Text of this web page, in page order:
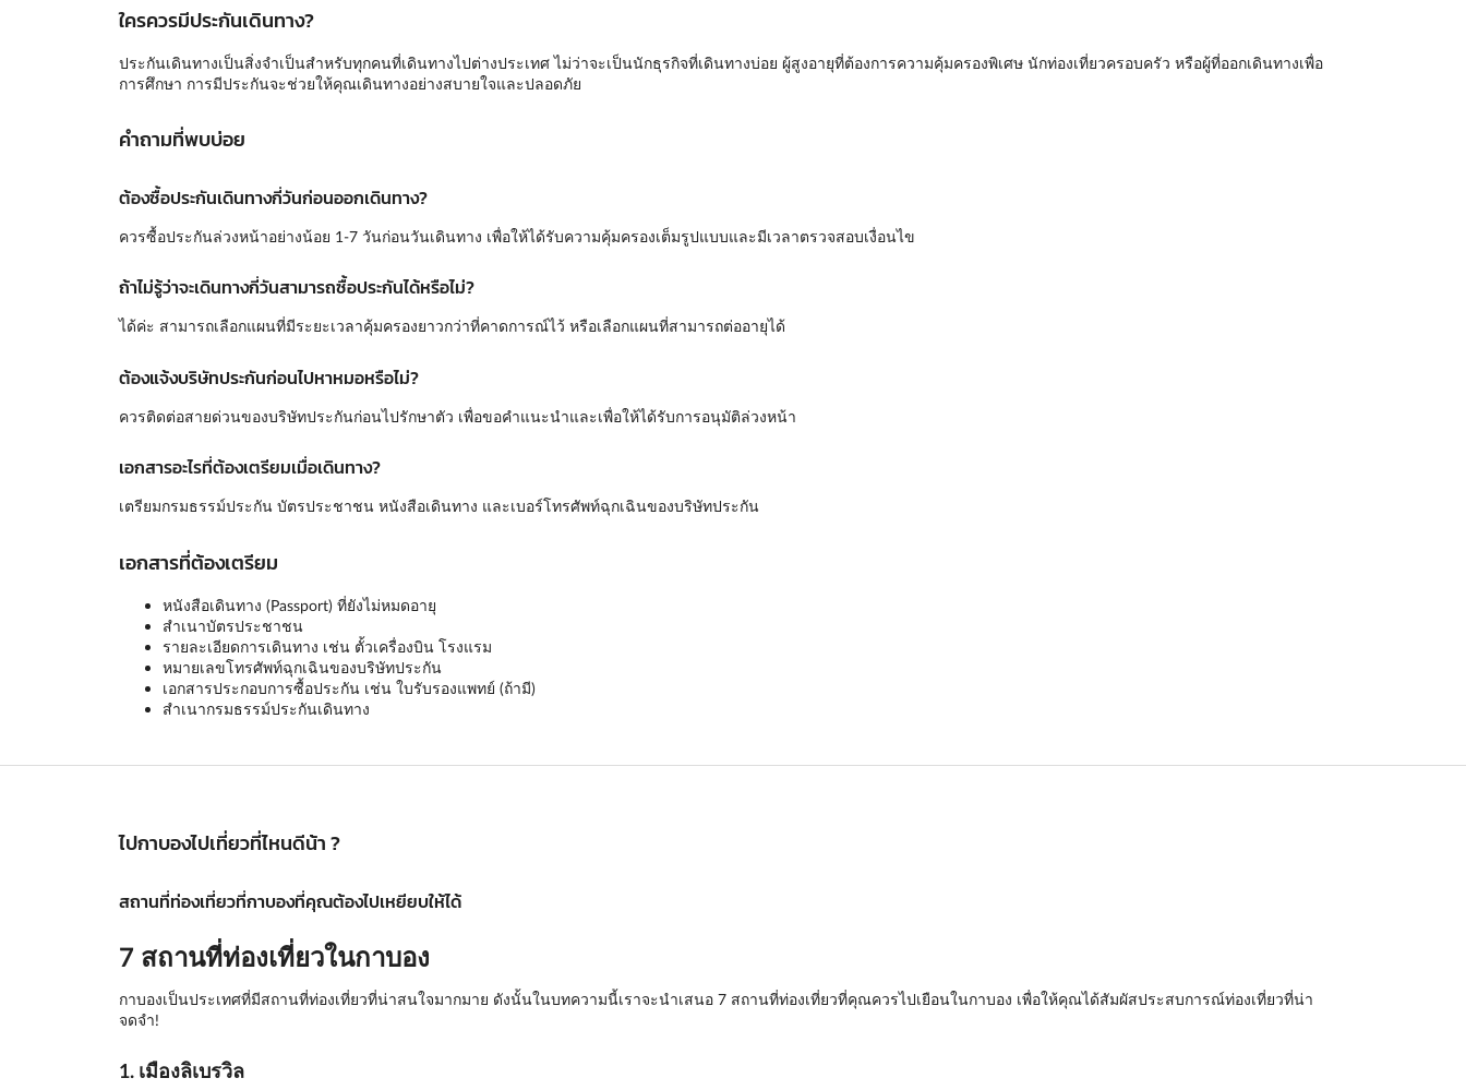
ใครควรมีประกันเดินทาง?
ประกันเดินทางเป็นสิ่งจำเป็นสำหรับทุกคนที่เดินทางไปต่างประเทศ ไม่ว่าจะเป็นนักธุรกิจที่เดินทางบ่อย ผู้สูงอายุที่ต้องการความคุ้มครองพิเศษ นักท่องเที่ยวครอบครัว หรือผู้ที่ออกเดินทางเพื่อ
การศึกษา การมีประกันจะช่วยให้คุณเดินทางอย่างสบายใจและปลอดภัย
คำถามที่พบบ่อย
ต้องซื้อประกันเดินทางกี่วันก่อนออกเดินทาง?
ควรซื้อประกันล่วงหน้าอย่างน้อย 1-7 วันก่อนวันเดินทาง เพื่อให้ได้รับความคุ้มครองเต็มรูปแบบและมีเวลาตรวจสอบเงื่อนไข
ถ้าไม่รู้ว่าจะเดินทางกี่วันสามารถซื้อประกันได้หรือไม่?
ได้ค่ะ สามารถเลือกแผนที่มีระยะเวลาคุ้มครองยาวกว่าที่คาดการณ์ไว้ หรือเลือกแผนที่สามารถต่ออายุได้
ต้องแจ้งบริษัทประกันก่อนไปหาหมอหรือไม่?
ควรติดต่อสายด่วนของบริษัทประกันก่อนไปรักษาตัว เพื่อขอคำแนะนำและเพื่อให้ได้รับการอนุมัติล่วงหน้า
เอกสารอะไรที่ต้องเตรียมเมื่อเดินทาง?
เตรียมกรมธรรม์ประกัน บัตรประชาชน หนังสือเดินทาง และเบอร์โทรศัพท์ฉุกเฉินของบริษัทประกัน
เอกสารที่ต้องเตรียม
หนังสือเดินทาง (Passport) ที่ยังไม่หมดอายุ
สำเนาบัตรประชาชน
รายละเอียดการเดินทาง เช่น ตั้วเครื่องบิน โรงแรม
หมายเลขโทรศัพท์ฉุกเฉินของบริษัทประกัน
เอกสารประกอบการซื้อประกัน เช่น ใบรับรองแพทย์ (ถ้ามี)
สำเนากรมธรรม์ประกันเดินทาง
ไปกาบองไปเที่ยวที่ไหนดีน้า ?
สถานที่ท่องเที่ยวที่กาบองที่คุณต้องไปเหยียบให้ได้
7 สถานที่ท่องเที่ยวในกาบอง
กาบองเป็นประเทศที่มีสถานที่ท่องเที่ยวที่น่าสนใจมากมาย ดังนั้นในบทความนี้เราจะนำเสนอ 7 สถานที่ท่องเที่ยวที่คุณควรไปเยือนในกาบอง เพื่อให้คุณได้สัมผัสประสบการณ์ท่องเที่ยวที่น่า
จดจำ!
1. เมืองลิเบรวิล